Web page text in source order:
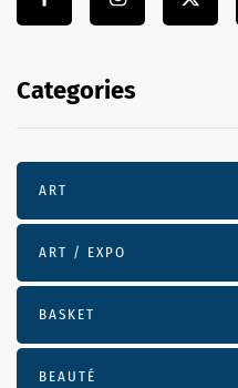
Categories
ART
ART / EXPO
BASKET
BEAUTÉ